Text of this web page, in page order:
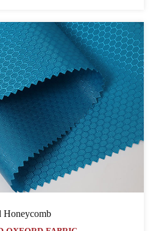
Honeycomb